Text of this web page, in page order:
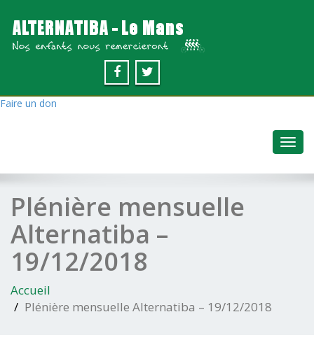
Faire un don
Plénière mensuelle
Alternatiba –
19/12/2018
Accueil
Plénière mensuelle Alternatiba – 19/12/2018